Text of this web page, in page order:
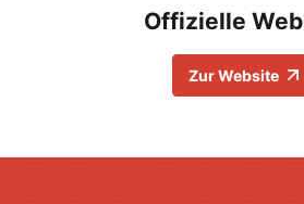
Offizielle
Zur Website